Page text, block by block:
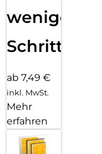
wenigen
Schritten
ab 7,49 €
inkl. MwSt.
Mehr
erfahren